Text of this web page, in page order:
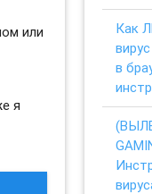
или
я
Как
в